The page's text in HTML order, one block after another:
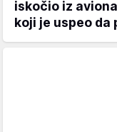
iskočio iz
koji je uspeo da